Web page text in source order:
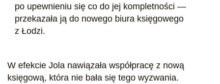
po upewnieniu się co do jej kompletności —
przekazała ją do nowego biura księgowego
z Łodzi.
W efekcie Jola nawiązała współpracę z nową
księgową, która nie bała się tego wyzwania.